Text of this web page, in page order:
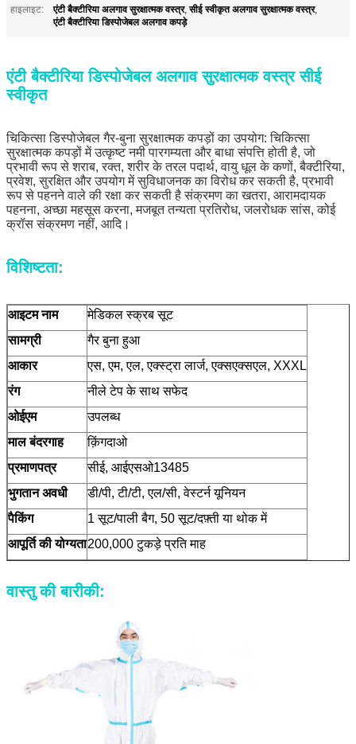
हाइलाइट:
एंटी बैक्टीरिया अलगाव सुरक्षात्मक वस्त्र,सीई स्वीकृत अलगाव सुरक्षात्मक वस्त्र,
एंटी बैक्टीरिया डिस्पोजेबल अलगाव कपड़े
एंटी बैक्टीरिया डिस्पोजेबल अलगाव सुरक्षात्मक वस्त्र सीई
स्वीकृत
चिकित्सा डिस्पोजेबल गैर-बुना सुरक्षात्मक कपड़ों का उपयोग: चिकित्सा
सुरक्षात्मक कपड़ों में उत्कृष्ट नमी पारगम्यता और बाधा संपत्ति होती है, जो
प्रभावी रूप से शराब, रक्त, शरीर के तरल पदार्थ, वायु धूल के कणों, बैक्टीरिया,
प्रवेश, सुरक्षित और उपयोग में सुविधाजनक का विरोध कर सकती है, प्रभावी
रूप से पहनने वाले की रक्षा कर सकती है संक्रमण का खतरा, आरामदायक
पहनना, अच्छा महसूस करना, मजबूत तन्यता प्रतिरोध, जलरोधक सांस, कोई
क्रॉस संक्रमण नहीं, आदि।
विशिष्टता:
आइटम नाम
मेडिकल स्क्रब सूट
सामग्री
गैर बुना हुआ
आकार
एस, एम, एल, एक्स्ट्रा लार्ज, एक्सएक्सएल, XXXL
रंग
नीले टेप के साथ सफेद
ओईएम
उपलब्ध
माल बंदरगाह
क़िंगदाओ
प्रमाणपत्र
सीई, आईएसओ13485
भुगतान अवधी
डी/पी, टी/टी, एल/सी, वेस्टर्न यूनियन
पैकिंग
1 सूट/पाली बैग, 50 सूट/दफ़्ती या थोक में
आपूर्ति की योग्यता200,000 टुकड़े प्रति माह
वास्तु की बारीकी: